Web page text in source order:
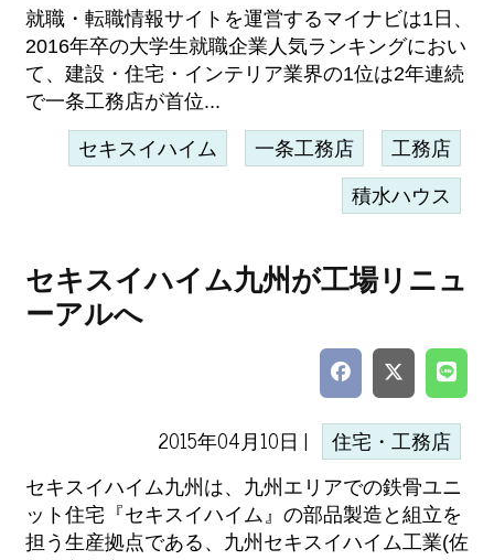
就職・転職情報サイトを運営するマイナビは1日、
2016年卒の大学生就職企業人気ランキングにおい
て、建設・住宅・インテリア業界の1位は2年連続
で一条工務店が首位...
セキスイハイム 一条工務店 工務店
積水ハウス
セキスイハイム九州が工場リニュ
ーアルへ
2015年04月10日 | 住宅・工務店
セキスイハイム九州は、九州エリアでの鉄骨ユニ
ット住宅『セキスイハイム』の部品製造と組立を
担う生産拠点である、九州セキスイハイム工業(佐